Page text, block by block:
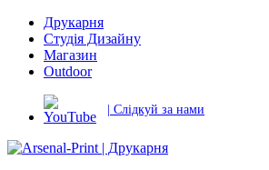
Друкарня
Студія Дизайну
Магазин
Outdoor
| Слідкуй за нами